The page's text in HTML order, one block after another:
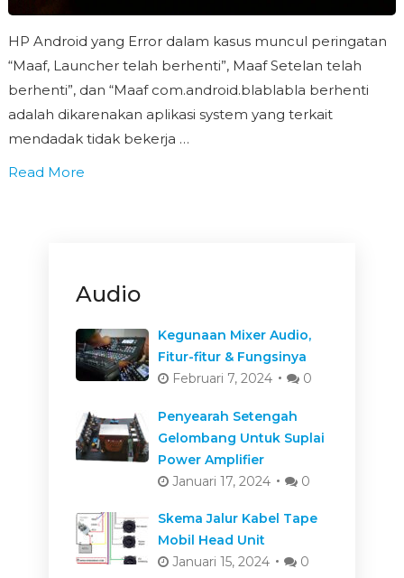
HP Android yang Error dalam kasus muncul peringatan
“Maaf, Launcher telah berhenti”, Maaf Setelan telah
berhenti”, dan “Maaf com.android.blablabla berhenti
adalah dikarenakan aplikasi system yang terkait
mendadak tidak bekerja …
Read More
Audio
Kegunaan Mixer Audio,
Fitur-fitur & Fungsinya
Februari 7, 2024
0
Penyearah Setengah
Gelombang Untuk Suplai
Power Amplifier
Januari 17, 2024
0
Skema Jalur Kabel Tape
Mobil Head Unit
Januari 15, 2024
0